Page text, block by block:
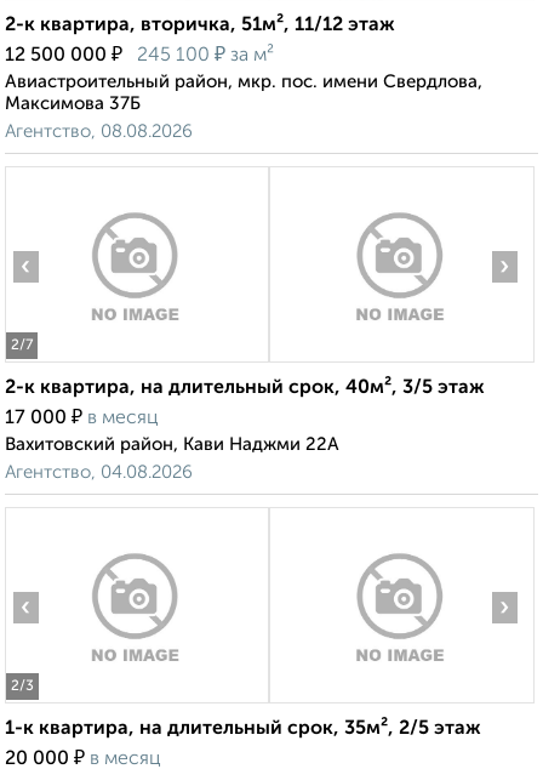
2-к квартира, вторичка, 51м², 11/12 этаж
12 500 000 ₽ 245 100 ₽ за м²
Авиастроительный район, мкр. пос. имени Свердлова,
Максимова 37Б
Агентство, 08.08.2026
2/7
‹ ›
2-к квартира, на длительный срок, 40м², 3/5 этаж
17 000 ₽ в месяц
Вахитовский район, Кави Наджми 22А
Агентство, 04.08.2026
2/3
‹ ›
1-к квартира, на длительный срок, 35м², 2/5 этаж
20 000 ₽ в месяц